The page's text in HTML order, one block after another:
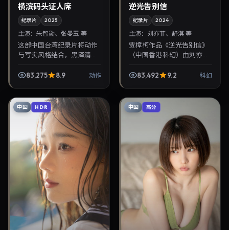
横滨码头证人席
纪录片 2025
主演： 朱智勋、张曼玉 等
这部中国台湾纪录片将动作
与写实风格结合，黑泽清掌
角。2025年6月5日与观众见
83,275 8.9 动作
逆光告别信
纪录片 2024
主演：刘亦菲、舒淇 等
贾樟柯作品《逆光告别信》
（中国香港·科幻）由刘亦
16日正式上映。影片叙事紧
83,492 9.2 科幻
中国 HDR 中国 高分